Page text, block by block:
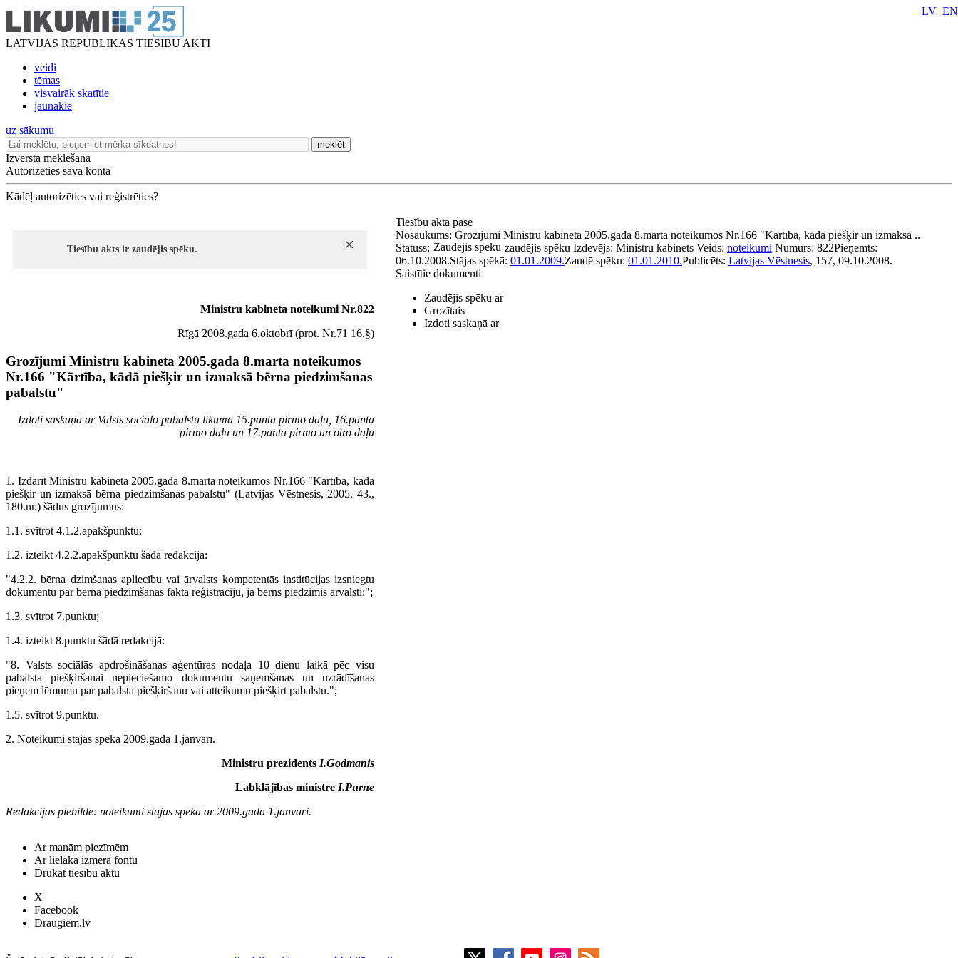
LATVIJAS REPUBLIKAS TIESĪBU AKTI
veidi
tēmas
visvairāk skatītie
jaunākie
LV EN
uz sākumu
meklēt
Izvērstā meklēšana
Autorizēties savā kontā
Kādēļ autorizēties vai reģistrēties?
Tiesību akts ir zaudējis spēku.
Ministru kabineta noteikumi Nr.822
Rīgā 2008.gada 6.oktobrī (prot. Nr.71 16.§)
Grozījumi Ministru kabineta 2005.gada 8.marta noteikumos
Nr.166 "Kārtība, kādā piešķir un izmaksā bērna piedzimšanas
pabalstu"
Izdoti saskaņā ar Valsts sociālo pabalstu likuma 15.panta pirmo daļu, 16.panta
pirmo daļu un 17.panta pirmo un otro daļu
1. Izdarīt Ministru kabineta 2005.gada 8.marta noteikumos Nr.166 "Kārtība, kādā
piešķir un izmaksā bērna piedzimšanas pabalstu" (Latvijas Vēstnesis, 2005, 43.,
180.nr.) šādus grozījumus:
1.1. svītrot 4.1.2.apakšpunktu;
1.2. izteikt 4.2.2.apakšpunktu šādā redakcijā:
"4.2.2. bērna dzimšanas apliecību vai ārvalsts kom­petentās institūcijas izsniegtu
dokumentu par bērna piedzimšanas fakta reģistrāciju, ja bērns piedzimis ārvalstī;";
1.3. svītrot 7.punktu;
1.4. izteikt 8.punktu šādā redakcijā:
"8. Valsts sociālās apdrošināšanas aģentūras nodaļa 10 dienu laikā pēc visu
pabalsta piešķiršanai nepieciešamo dokumentu saņemšanas un uzrādīšanas
pieņem lēmumu par pabalsta piešķiršanu vai atteikumu piešķirt pabalstu.";
1.5. svītrot 9.punktu.
2. Noteikumi stājas spēkā 2009.gada 1.janvārī.
Ministru prezidents I.Godmanis
Labklājības ministre I.Purne
Redakcijas piebilde: noteikumi stājas spēkā ar 2009.gada 1.janvāri.
Tiesību akta pase
Nosaukums: Grozījumi Ministru kabineta 2005.gada 8.marta noteikumos Nr.166 "Kārtība, kādā piešķir un izmaksā ..
Statuss: Zaudējis spēku zaudējis spēku Izdevējs: Ministru kabinets Veids: noteikumi Numurs: 822Pieņemts:
06.10.2008.Stājas spēkā: 01.01.2009.Zaudē spēku: 01.01.2010.Publicēts: Latvijas Vēstnesis, 157, 09.10.2008.
Saistītie dokumenti
Zaudējis spēku ar
Grozītais
Izdoti saskaņā ar
Ar manām piezīmēm
Ar lielāka izmēra fontu
Drukāt tiesību aktu
X
Facebook
Draugiem.lv